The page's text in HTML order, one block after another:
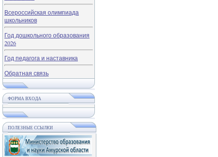
Всероссийская олимпиада
школьников
Год дошкольного образования
2026
Год педагога и наставника
Обратная связь
ФОРМА ВХОДА
ПОЛЕЗНЫЕ ССЫЛКИ